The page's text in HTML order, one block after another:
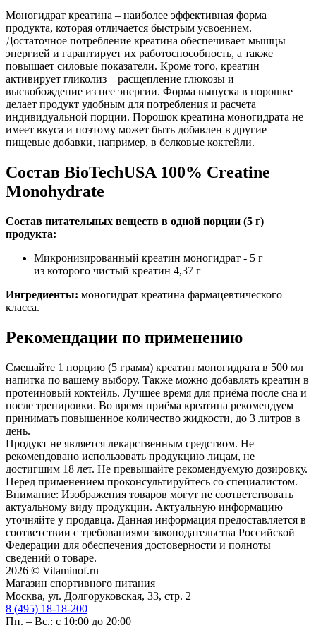
Моногидрат креатина – наиболее эффективная форма
продукта, которая отличается быстрым усвоением.
Достаточное потребление креатина обеспечивает мышцы
энергией и гарантирует их работоспособность, а также
повышает силовые показатели. Кроме того, креатин
активирует гликолиз – расщепление глюкозы и
высвобождение из нее энергии. Форма выпуска в порошке
делает продукт удобным для потребления и расчета
индивидуальной порции. Порошок креатина моногидрата не
имеет вкуса и поэтому может быть добавлен в другие
пищевые добавки, например, в белковые коктейли.
Состав BioTechUSA 100% Creatine
Monohydrate
Состав питательных веществ в одной порции (5 г)
продукта:
Микронизированный креатин моногидрат - 5 г
из которого чистый креатин 4,37 г
Ингредиенты: моногидрат креатина фармацевтического
класса.
Рекомендации по применению
Смешайте 1 порцию (5 грамм) креатин моногидрата в 500 мл
напитка по вашему выбору. Также можно добавлять креатин в
протеиновый коктейль. Лучшее время для приёма после сна и
после тренировки. Во время приёма креатина рекомендуем
принимать повышенное количество жидкости, до 3 литров в
день.
Продукт не является лекарственным средством. Не
рекомендовано использовать продукцию лицам, не
достигшим 18 лет. Не превышайте рекомендуемую дозировку.
Перед применением проконсультируйтесь со специалистом.
Внимание: Изображения товаров могут не соответствовать
актуальному виду продукции. Актуальную информацию
уточняйте у продавца. Данная информация предоставляется в
соответствии с требованиями законодательства Российской
Федерации для обеспечения достоверности и полноты
сведений о товаре.
2026 © Vitaminof.ru
Магазин спортивного питания
Москва, ул. Долгоруковская, 33, стр. 2
8 (495) 18-18-200
Пн. – Вс.: с 10:00 до 20:00